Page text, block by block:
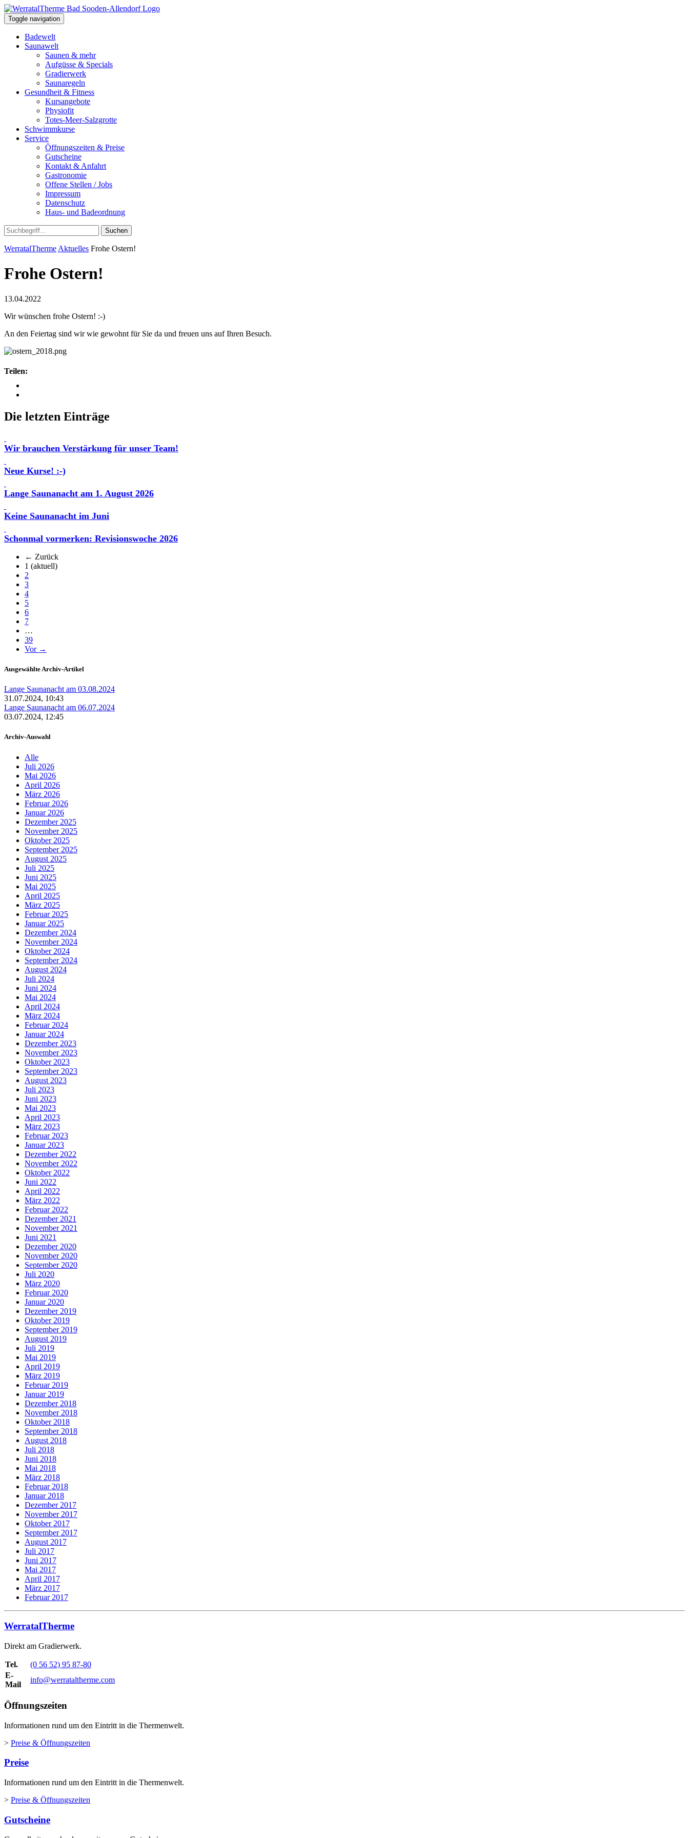
Toggle navigation
Badewelt
Saunawelt
Saunen & mehr
Aufgüsse & Specials
Gradierwerk
Saunaregeln
Gesundheit & Fitness
Kursangebote
Physiofit
Totes-Meer-Salzgrotte
Schwimmkurse
Service
Öffnungszeiten & Preise
Gutscheine
Kontakt & Anfahrt
Gastronomie
Offene Stellen / Jobs
Impressum
Datenschutz
Haus- und Badeordnung
Suchen
WerratalTherme Aktuelles Frohe Ostern!
Frohe Ostern!
13.04.2022
Wir wünschen frohe Ostern! :-)
An den Feiertag sind wir wie gewohnt für Sie da und freuen uns auf Ihren Besuch.
Teilen:
Die letzten Einträge
Wir brauchen Verstärkung für unser Team!
Neue Kurse! :-)
Lange Saunanacht am 1. August 2026
Keine Saunanacht im Juni
Schonmal vormerken: Revisionswoche 2026
← Zurück
1 (aktuell)
2
3
4
5
6
7
…
39
Vor →
Ausgewählte Archiv-Artikel
Lange Saunanacht am 03.08.2024
31.07.2024, 10:43
Lange Saunanacht am 06.07.2024
03.07.2024, 12:45
Archiv-Auswahl
Alle
Juli 2026
Mai 2026
April 2026
März 2026
Februar 2026
Januar 2026
Dezember 2025
November 2025
Oktober 2025
September 2025
August 2025
Juli 2025
Juni 2025
Mai 2025
April 2025
März 2025
Februar 2025
Januar 2025
Dezember 2024
November 2024
Oktober 2024
September 2024
August 2024
Juli 2024
Juni 2024
Mai 2024
April 2024
März 2024
Februar 2024
Januar 2024
Dezember 2023
November 2023
Oktober 2023
September 2023
August 2023
Juli 2023
Juni 2023
Mai 2023
April 2023
März 2023
Februar 2023
Januar 2023
Dezember 2022
November 2022
Oktober 2022
Juni 2022
April 2022
März 2022
Februar 2022
Dezember 2021
November 2021
Juni 2021
Dezember 2020
November 2020
September 2020
Juli 2020
März 2020
Februar 2020
Januar 2020
Dezember 2019
Oktober 2019
September 2019
August 2019
Juli 2019
Mai 2019
April 2019
März 2019
Februar 2019
Januar 2019
Dezember 2018
November 2018
Oktober 2018
September 2018
August 2018
Juli 2018
Juni 2018
Mai 2018
März 2018
Februar 2018
Januar 2018
Dezember 2017
November 2017
Oktober 2017
September 2017
August 2017
Juli 2017
Juni 2017
Mai 2017
April 2017
März 2017
Februar 2017
WerratalTherme
Direkt am Gradierwerk.
Tel.
(0 56 52) 95 87-80
E-
Mail
info@werrataltherme.com
Öffnungszeiten
Informationen rund um den Eintritt in die Thermenwelt.
> Preise & Öffnungszeiten
Preise
Informationen rund um den Eintritt in die Thermenwelt.
> Preise & Öffnungszeiten
Gutscheine